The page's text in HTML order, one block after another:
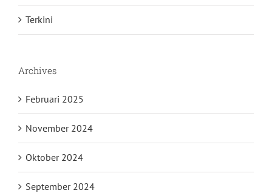
Terkini
Archives
Februari 2025
November 2024
Oktober 2024
September 2024